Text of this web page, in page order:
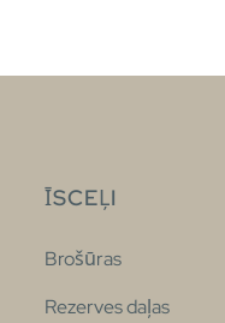
ĪSCEĻI
Brošūras
Rezerves daļas